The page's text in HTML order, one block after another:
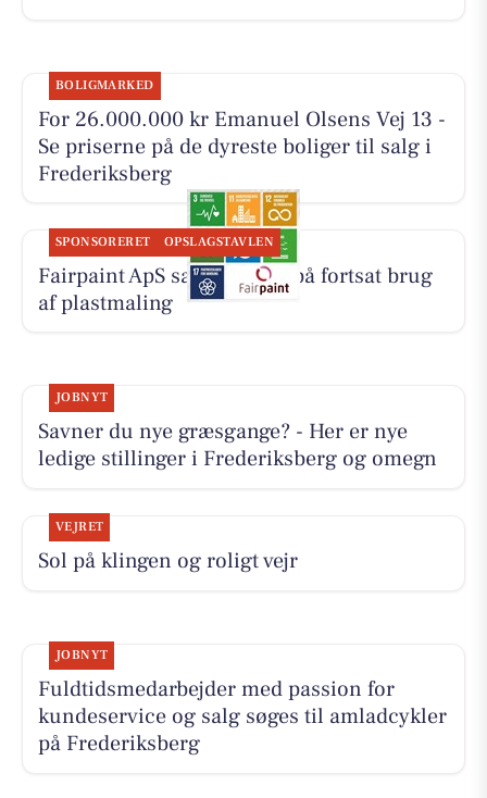
BOLIGMARKED
For 26.000.000 kr Emanuel Olsens Vej 13 -
Se priserne på de dyreste boliger til salg i
Frederiksberg
SPONSORERET OPSLAGSTAVLEN
Fairpaint ApS sætter fokus på fortsat brug
af plastmaling
JOBNYT
Savner du nye græsgange? - Her er nye
ledige stillinger i Frederiksberg og omegn
VEJRET
Sol på klingen og roligt vejr
JOBNYT
Fuldtidsmedarbejder med passion for
kundeservice og salg søges til amladcykler
på Frederiksberg